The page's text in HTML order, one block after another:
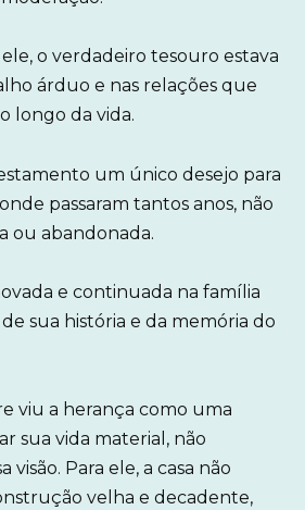
o verdadeiro tesouro estava
árduo e nas relações que
longo da vida.
um único desejo para
passaram tantos anos, não
ou abandonada.
e continuada na família
sua história e da memória do
viu a herança como uma
sua vida material, não
Para ele, a casa não
velha e decadente,